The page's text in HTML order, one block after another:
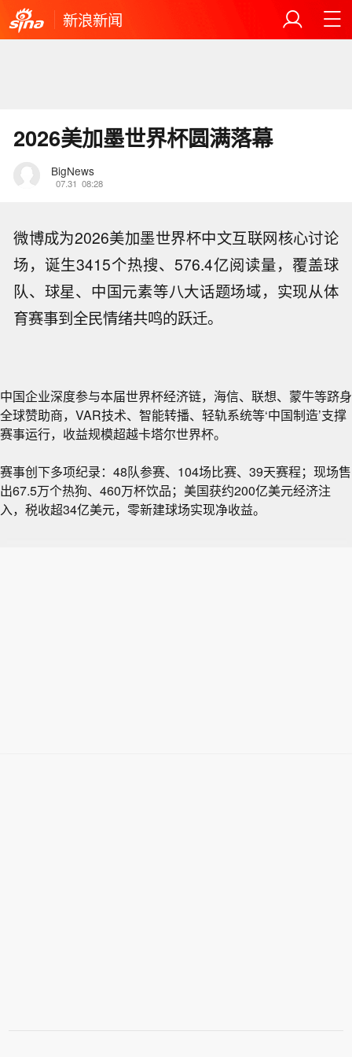
新浪新闻
2026美加墨世界杯圆满落幕
BigNews
07.31 08:28
微博成为2026美加墨世界杯中文互联网核心讨论
场，诞生3415个热搜、576.4亿阅读量，覆盖球
队、球星、中国元素等八大话题场域，实现从体
育赛事到全民情绪共鸣的跃迁。
中国企业深度参与本届世界杯经济链，海信、联想、蒙牛等跻身
全球赞助商，VAR技术、智能转播、轻轨系统等‘中国制造’支撑
赛事运行，收益规模超越卡塔尔世界杯。
赛事创下多项纪录：48队参赛、104场比赛、39天赛程；现场售
出67.5万个热狗、460万杯饮品；美国获约200亿美元经济注
入，税收超34亿美元，零新建球场实现净收益。